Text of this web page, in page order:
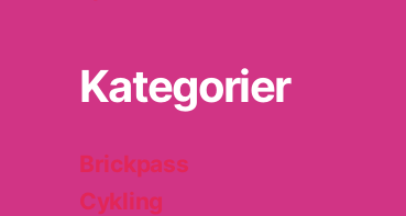
Kategorier
Brickpass
Cykling